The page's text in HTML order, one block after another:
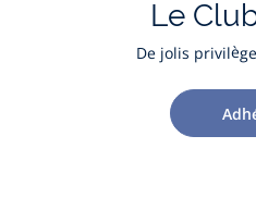
Le
De jolis